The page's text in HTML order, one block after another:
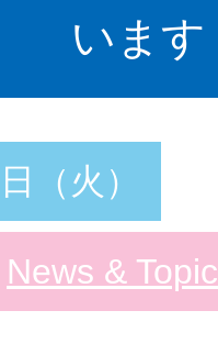
います
（火）
News &